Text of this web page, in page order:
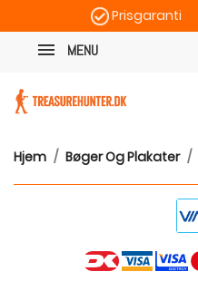
Prisgaranti
MENU
Hjem Bøger Og Plakater